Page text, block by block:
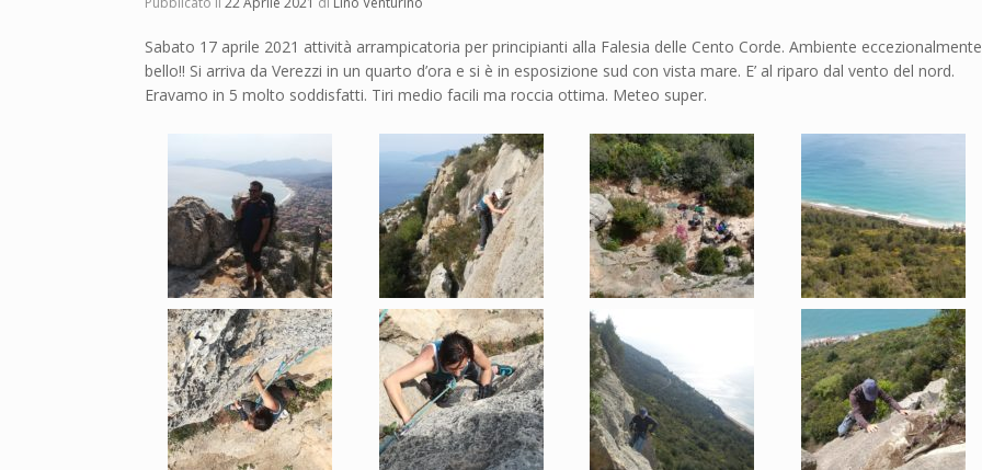
Sabato 17 aprile 2021 attività arrampicatoria per principianti alla Falesia delle Cento Corde. Ambiente eccezionalmente
bello!! Si arriva da Verezzi in un quarto d’ora e si è in esposizione sud con vista mare. E’ al riparo dal vento del nord.
Eravamo in 5 molto soddisfatti. Tiri medio facili ma roccia ottima. Meteo super.